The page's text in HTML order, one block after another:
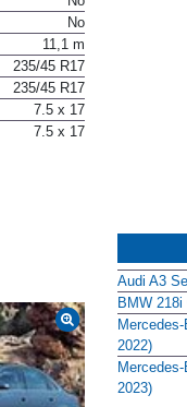
No
No
11,1 m
235/45 R17
235/45 R17
7.5 x 17
Audi A3
BMW 218i
Mercedes-
2022)
Mercedes-